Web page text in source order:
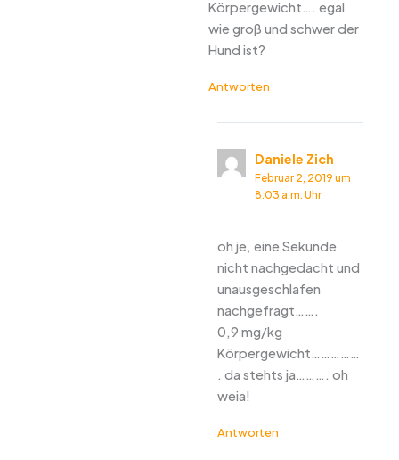
Körpergewicht…. egal
wie groß und schwer der
Hund ist?
Antworten
Daniele Zich
Februar 2, 2019 um
8:03 a.m. Uhr
oh je, eine Sekunde
nicht nachgedacht und
unausgeschlafen
nachgefragt…….
0,9 mg/kg
Körpergewicht……………
. da stehts ja………. oh
weia!
Antworten